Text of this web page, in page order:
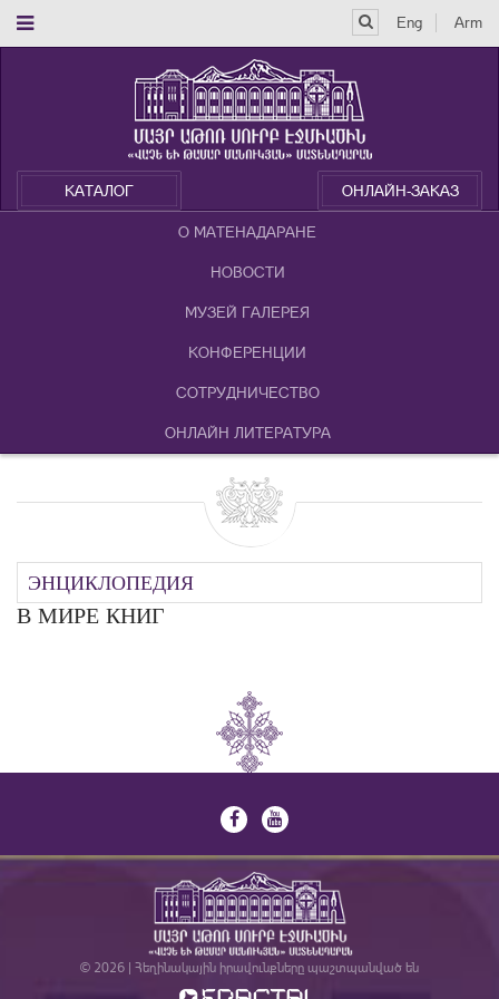
Eng Arm
КАТАЛОГ ОНЛАЙН-ЗАКАЗ
О МАТЕНАДАРАНЕ
НОВОСТИ
МУЗЕЙ ГАЛЕРЕЯ
КОНФЕРЕНЦИИ
СОТРУДНИЧЕСТВО
ОНЛАЙН ЛИТЕРАТУРА
ЭНЦИКЛОПЕДИЯ
В МИРЕ КНИГ
© 2026 | Հեղինակային իրավունքները պաշտպանված են